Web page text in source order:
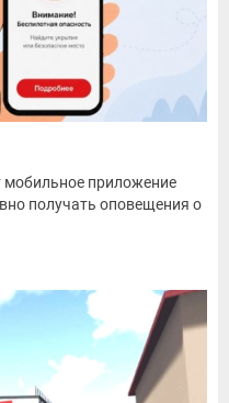
мобильное приложение
получать оповещения о